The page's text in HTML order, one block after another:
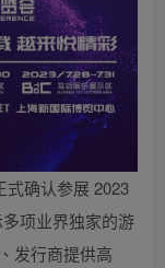
确认参展 2023
项业界独家的游
发行商提供高